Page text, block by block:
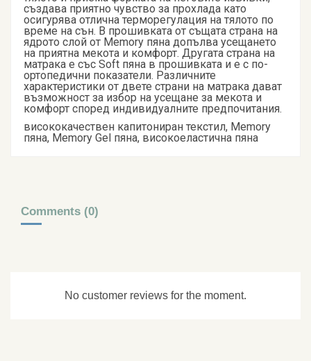
създава приятно чувство за прохлада като
осигурява отлична терморегулация на тялото по
време на сън. В прошивката от същата страна на
ядрото слой от Memory пяна допълва усещането
на приятна мекота и комфорт. Другата страна на
матрака е със Soft пяна в прошивката и е с по-
ортопедични показатели. Различните
характеристики от двете страни на матрака дават
възможност за избор на усещане за мекота и
комфорт според индивидуалните предпочитания.
висококачествен капитониран текстил, Memory
пяна, Memory Gel пяна, високоеластична пяна
Comments (0)
No customer reviews for the moment.